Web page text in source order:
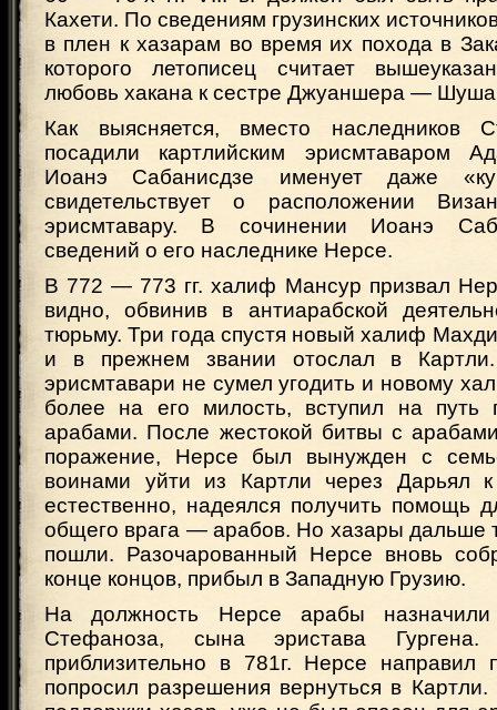
Кахети. По сведениям грузинских
в плен к хазарам во время их похода в
которого летописец считает
любовь хакана к сестре Джуаншера —
Как выясняется, вместо наследников
посадили картлийским эрисмтаваром
Иоанэ Сабанисдзе именует даже
свидетельствует о расположении
эрисмтавару. В сочинении Иоанэ
сведений о его наследнике Нерсе.
В 772 — 773 гг. халиф Мансур призвал
видно, обвинив в антиарабской
тюрьму. Три года спустя новый халиф
и в прежнем звании отослал в
эрисмтавари не сумел угодить и новому
более на его милость, вступил на путь
арабами. После жестокой битвы с
поражение, Нерсе был вынужден с
воинами уйти из Картли через Дарьял
естественно, надеялся получить помощь
общего врага — арабов. Но хазары дальше
пошли. Разочарованный Нерсе вновь
конце концов, прибыл в Западную Грузию.
На должность Нерсе арабы назначили
Стефаноза, сына эристава
приблизительно в 781г. Нерсе направил
попросил разрешения вернуться в